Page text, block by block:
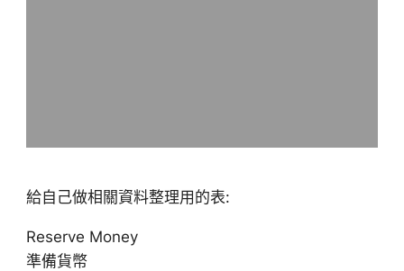
給自己做相關資料整理用的表:
Reserve Money
準備貨幣